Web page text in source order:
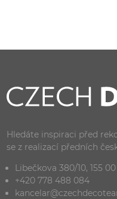
Hledáte inspiraci před
se z realizací předních
Libečkova 380/10, 155
+420 778 488 084